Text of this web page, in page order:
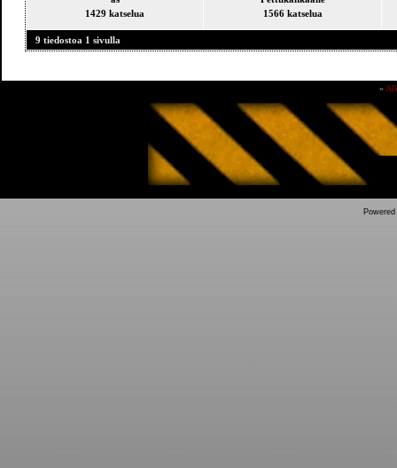
1429 katselua
1566 katselua
9 tiedostoa 1 sivulla
»